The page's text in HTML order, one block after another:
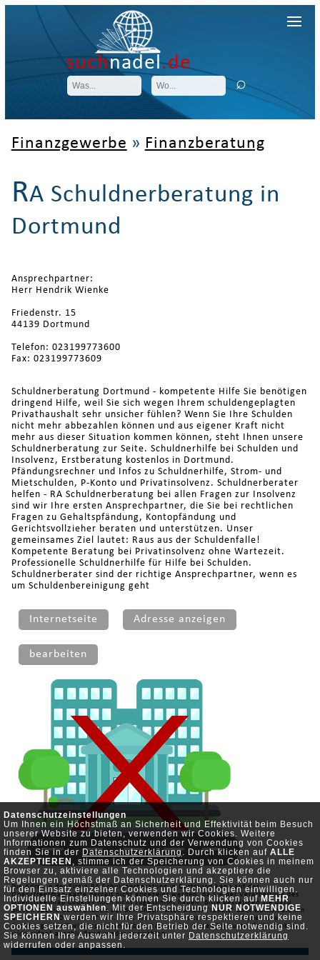
Datenschutzeinstellungen
Um Ihnen ein Höchstmaß an Sicherheit und Effektivität beim Besuch
unserer Website zu bieten, verwenden wir Cookies. Weitere
Informationen zum Datenschutz und der Verwendung von Cookies
finden Sie in der Datenschutzerklärung. Durch klicken auf ALLE
AKZEPTIEREN , stimme ich der Speicherung von Cookies in meinem
Browser zu, aktiviere alle Technologien und akzeptiere die
Regelungen gemäß der Datenschutzerklärung. Sie können auch nur
für den Einsatz einzelner Cookies und Technologien einwilligen.
Individuelle Einstellungen können Sie durch klicken aufMEHR
OPTIONEN auswählen. Mit der EntscheidungNUR NOTWENDIGE
SPEICHERNwerden wir Ihre Privatsphäre respektieren und keine
Cookies setzen, die nicht für den Betrieb der Seite notwendig sind.
Sie können Ihre Auswahl jederzeit unter Datenschutzerklärung
widerrufen oder anpassen.
suchnadel.de
Finanzgewerbe » Finanzberatung
RA Schuldnerberatung in
Dortmund
Ansprechpartner:
Herr Hendrik Wienke
Friedenstr. 15
44139 Dortmund
Telefon: 023199773600
Fax: 023199773609
Schuldnerberatung Dortmund - kompetente Hilfe Sie benötigen
dringend Hilfe, weil Sie sich wegen Ihrem schuldengeplagten
Privathaushalt sehr unsicher fühlen? Wenn Sie Ihre Schulden
nicht mehr abbezahlen können und aus eigener Kraft nicht
mehr aus dieser Situation kommen können, steht Ihnen unsere
Schuldnerberatung zur Seite. Schuldnerhilfe bei Schulden und
Insolvenz, Erstberatung kostenlos in Dortmund.
Pfändungsrechner und Infos zu Schuldnerhilfe, Strom- und
Mietschulden, P-Konto und Privatinsolvenz. Schuldnerberater
helfen - RA Schuldnerberatung bei allen Fragen zur Insolvenz
sind wir Ihre ersten Ansprechpartner, die Sie bei rechtlichen
Fragen zu Gehaltspfändung, Kontopfändung und
Gerichtsvollzieher beraten und unterstützen. Unser
gemeinsames Ziel lautet: Raus aus der Schuldenfalle!
Kompetente Beratung bei Privatinsolvenz ohne Wartezeit.
Professionelle Schuldnerhilfe für Hilfe bei Schulden.
Schuldnerberater sind der richtige Ansprechpartner, wenn es
um Schuldenbereinigung geht
Internetseite Adresse anzeigen
bearbeiten
Die Adresse der Firma RA Schuldnerberatung in Dortmund kann auf der
Openstreetmap-Karte derzeit nicht angezeigt werden, da Sie der Verarbeitung des
Openstreetmap Cookies noch nicht zugestimmt haben. Bitte bestätigen Sie dazu
diesen Cookie durch klicken auf den Knopf "ALLE AKZEPTIEREN" oder wählen Sie ihn
unter "MEHR OPTIONEN" aus. Falls Sie diesen bereits deaktiviert haben oder
Cookies generell widersprochen haben, können Sie diesenhierunter "alle Cookies
widerrufen" anschließend wieder auswählen.